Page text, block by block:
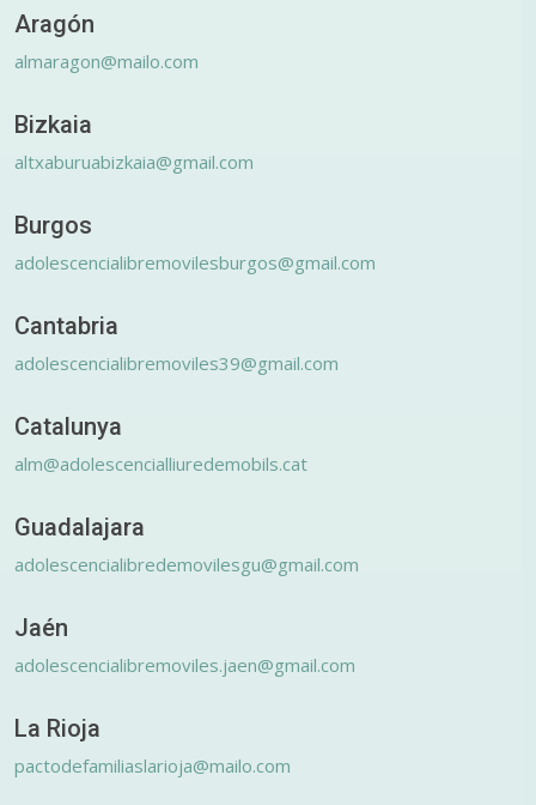
Aragón
almaragon@mailo.com
Bizkaia
altxaburuabizkaia@gmail.com
Burgos
adolescencialibremovilesburgos@gmail.com
Cantabria
adolescencialibremoviles39@gmail.com
Catalunya
alm@adolescencialliuredemobils.cat
Guadalajara
adolescencialibredemovilesgu@gmail.com
Jaén
adolescencialibremoviles.jaen@gmail.com
La Rioja
pactodefamiliaslarioja@mailo.com